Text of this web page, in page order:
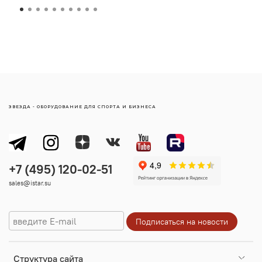
Cтруктура сайта
sales@istar.su
ЗВЕЗДА - ОБОРУДОВАНИЕ ДЛЯ СПОРТА И БИЗНЕСА